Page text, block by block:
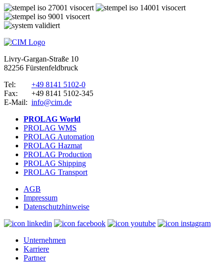
Livry-Gargan-Straße 10
82256 Fürstenfeldbruck
Tel:
+49 8141 5102-0
Fax:
+49 8141 5102-345
E-Mail: info@cim.de
PROLAG World
PROLAG WMS
PROLAG Automation
PROLAG Hazmat
PROLAG Production
PROLAG Shipping
PROLAG Transport
AGB
Impressum
Datenschutzhinweise
Unternehmen
Karriere
Partner